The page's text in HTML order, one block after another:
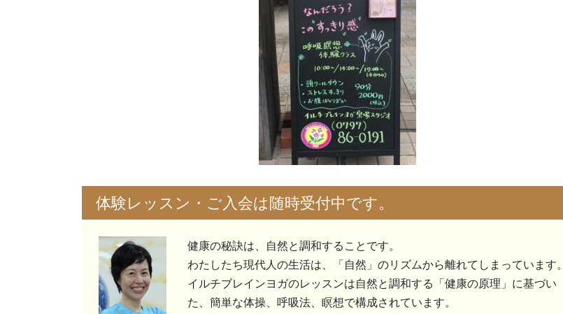
体験レッスン・ご入会は随時受付中です。
健康の秘訣は、自然と調和することです。
わたしたち現代人の生活は、「自然」のリズムから離れてしまっています。
イルチブレインヨガのレッスンは自然と調和する「健康の原理」に基づい
た、簡単な体操、呼吸法、瞑想で構成されています。